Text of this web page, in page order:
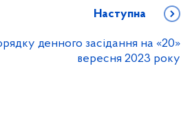
Наступна
денного засідання на «20»
вересня 2023 року